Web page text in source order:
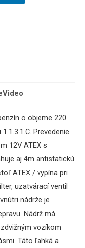
Video
o objeme 220
Prevedenie
12V ATEX s
aj 4m antistatickú
ATEX / vypína pri
uzatvárací ventil
nádrže je
Nádrž má
vozíkom
Táto ľahká a